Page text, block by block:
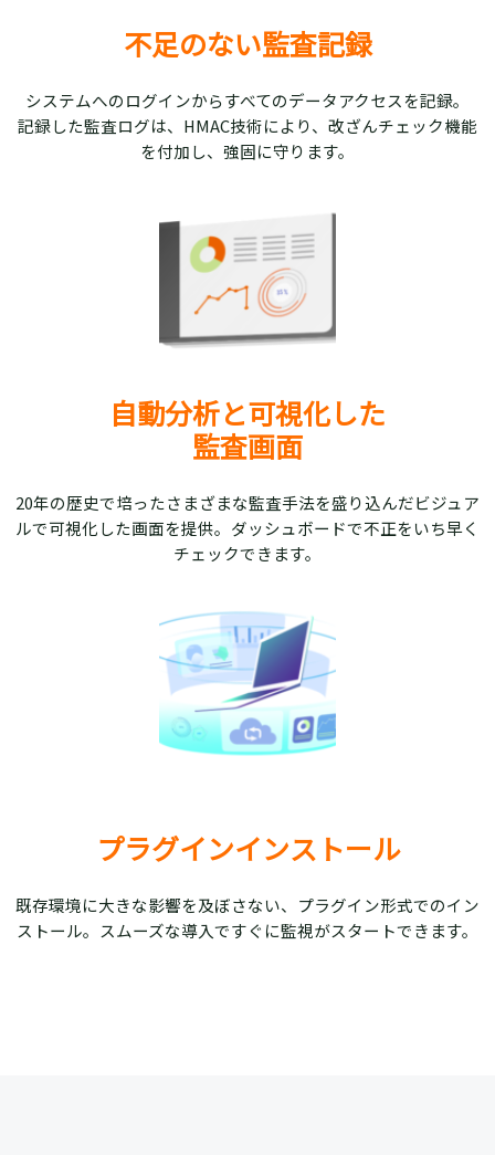
不足のない監査記録
システムへのログインからすべてのデータアクセスを記録。
記録した監査ログは、HMAC技術により、改ざんチェック機能
を付加し、強固に守ります。
自動分析と可視化した
監査画面
20年の歴史で培ったさまざまな監査手法を盛り込んだビジュア
ルで可視化した画面を提供。ダッシュボードで不正をいち早く
チェックできます。
プラグインインストール
既存環境に大きな影響を及ぼさない、プラグイン形式でのイン
ストール。スムーズな導入ですぐに監視がスタートできます。